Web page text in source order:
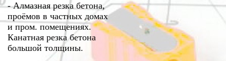
-Алмазная резка бетона,
проёмов в частных домах
и пром. помещениях.
Канатная резка бетона
большой толщины.